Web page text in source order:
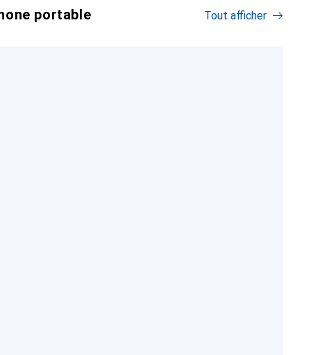
portable Tout afficher